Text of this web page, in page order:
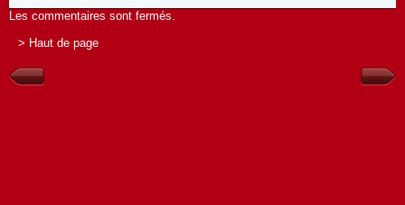
Les commentaires sont fermés.
> Haut de page